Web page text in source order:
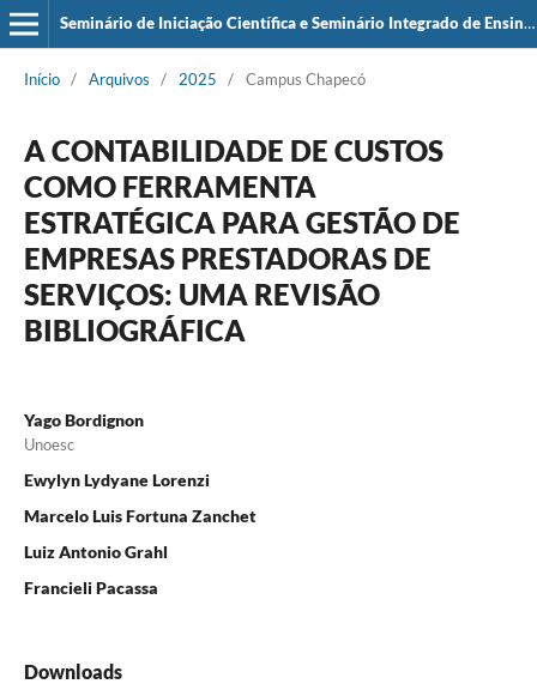
Seminário de Iniciação Científica e Seminário Integrado de Ensino, Pesquisa e Extensão (SIEPE)
Início / Arquivos / 2025 / Campus Chapecó
A CONTABILIDADE DE CUSTOS
COMO FERRAMENTA
ESTRATÉGICA PARA GESTÃO DE
EMPRESAS PRESTADORAS DE
SERVIÇOS: UMA REVISÃO
BIBLIOGRÁFICA
Yago Bordignon
Unoesc
Ewylyn Lydyane Lorenzi
Marcelo Luis Fortuna Zanchet
Luiz Antonio Grahl
Francieli Pacassa
Downloads